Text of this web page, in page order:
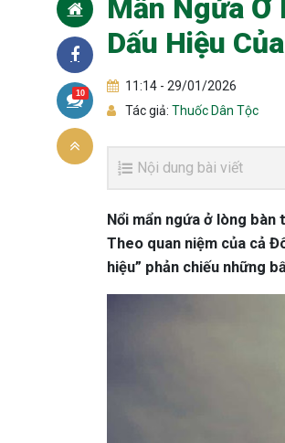
Mẩn Ngứa Ở
Dấu Hiệu
11:14 - 29/01/2026
Tác giả: Thuốc Dân Tộc
10
Nội dung bài viết
Nổi mẩn ngứa ở lòng
Theo quan niệm của cả
hiệu” phản chiếu những